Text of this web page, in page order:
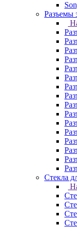
Разъемы
Стекла